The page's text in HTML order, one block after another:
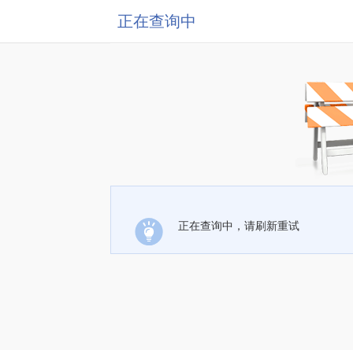
正在查询中
正在查询中，请刷新重试